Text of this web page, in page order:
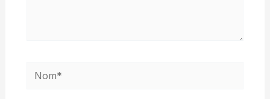
Nom*